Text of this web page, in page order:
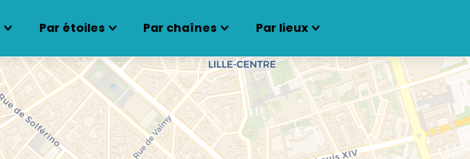
Par étoiles Par chaînes Par lieux